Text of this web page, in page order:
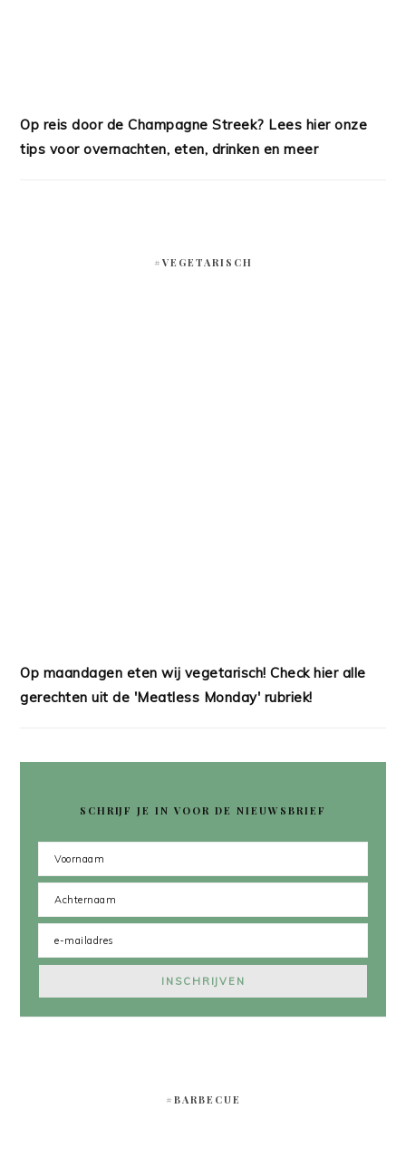
Op reis door de Champagne Streek? Lees hier onze
tips voor overnachten, eten, drinken en meer
#VEGETARISCH
Op maandagen eten wij vegetarisch! Check hier alle
gerechten uit de 'Meatless Monday' rubriek!
SCHRIJF JE IN VOOR DE NIEUWSBRIEF
#BARBECUE